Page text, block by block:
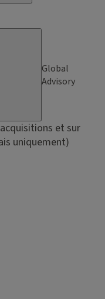
Global
Advisory
et sur
uniquement)